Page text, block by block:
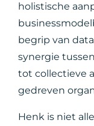
holistische
begrip van
synergie
tot collectieve
gedreven
Henk is niet